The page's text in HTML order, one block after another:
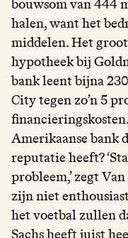
bouwsom van 444
halen, want het
middelen. Het
hypotheek bij
bank leent bijna
City tegen zo’n 5
Amerikaanse bank
reputatie heeft?
probleem,’ zegt
zijn niet
het voetbal zullen
Sachs heeft juist